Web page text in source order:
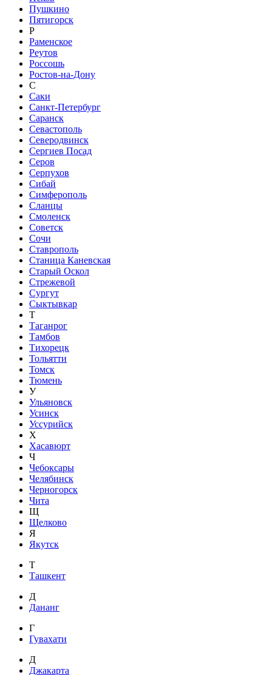
Пушкино
Пятигорск
Р
Раменское
Реутов
Россошь
Ростов-на-Дону
С
Саки
Санкт-Петербург
Саранск
Севастополь
Северодвинск
Сергиев Посад
Серов
Серпухов
Сибай
Симферополь
Сланцы
Смоленск
Советск
Сочи
Ставрополь
Станица Каневская
Старый Оскол
Стрежевой
Сургут
Сыктывкар
Т
Таганрог
Тамбов
Тихорецк
Тольятти
Томск
Тюмень
У
Ульяновск
Усинск
Уссурийск
Х
Хасавюрт
Ч
Чебоксары
Челябинск
Черногорск
Чита
Щ
Щелково
Я
Якутск
Т
Ташкент
Д
Дананг
Г
Гувахати
Д
Джакарта